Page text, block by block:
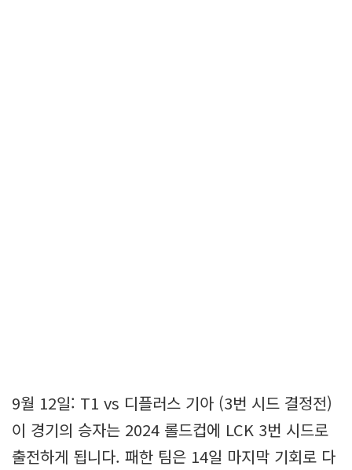
9월 12일: T1 vs 디플러스 기아 (3번 시드 결정전)
이 경기의 승자는 2024 롤드컵에 LCK 3번 시드로
출전하게 됩니다. 패한 팀은 14일 마지막 기회로 다